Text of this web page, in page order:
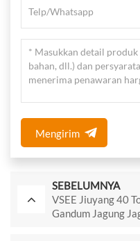
Mengirim
SEBELUMNYA
VSEE Jiuyang 40
Gandum Jagung